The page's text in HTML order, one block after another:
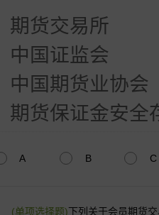
期货交易所
中国证监会
中国期货业协会
期货保证金安全
A B C
(单项选择题)下列关于会员期货